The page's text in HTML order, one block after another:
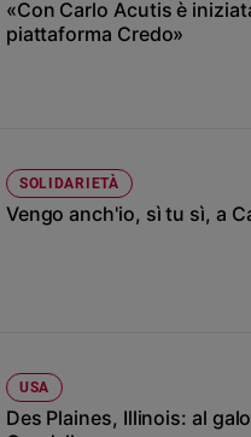
Chiesa
Santi
Devozione
Santo
del
«Con Carlo Acutis è
piattaforma Credo»
SOLIDARIETÀ
Vengo anch'io, sì tu sì, a
USA
Des Plaines, Illinois: al